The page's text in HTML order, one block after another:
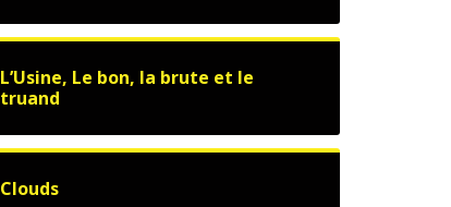
L’Usine, Le bon, la brute et le
truand
Clouds